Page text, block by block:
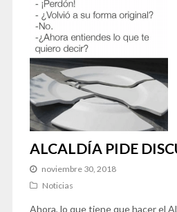
ALCALDÍA PIDE
noviembre 30, 2018
Noticias
Ahora, lo que tiene que hacer el